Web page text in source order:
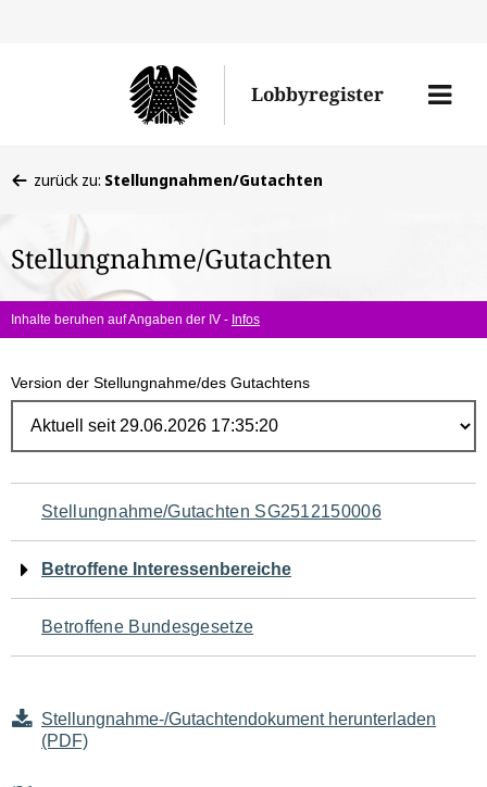
Lobbyregister
Menü
befinden
hier:
zurück zu: Stellungnahmen/Gutachten
Stellungnahme/Gutachten
Inhalte beruhen auf Angaben der IV - Infos
Version der Stellungnahme/des Gutachtens
Navigation
für
den
Seiteninhalt
Stellungnahme/Gutachten SG2512150006
Betroffene Interessenbereiche
Betroffene Bundesgesetze
Stellungnahme-/Gutachtendokument herunterladen
(PDF)